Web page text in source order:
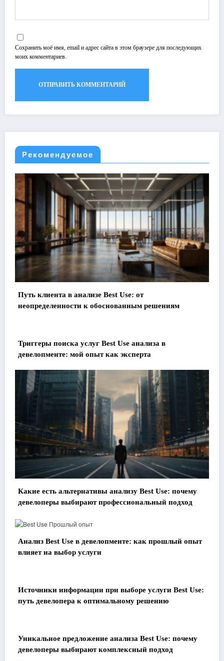
Сохранить моё имя, email и адрес сайта в этом браузере для последующих
моих комментариев.
Рекомендуемое
Путь клиента в анализе Best Use: от
неопределенности к обоснованным решениям
Триггеры поиска услуг Best Use анализа в
девелопменте: мой опыт как эксперта
Какие есть альтернативы анализу Best Use: почему
девелоперы выбирают профессиональный подход
Анализ Best Use в девелопменте: как прошлый опыт
влияет на выбор услуги
Источники информации при выборе услуги Best Use:
путь девелопера к оптимальному решению
Уникальное предложение анализа Best Use: почему
девелоперы выбирают комплексный подход